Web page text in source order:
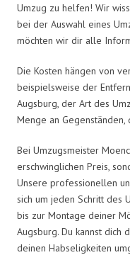
Umzug zu helfen! Wir
bei der Auswahl eines
möchten wir dir alle
Die Kosten hängen von
beispielsweise der
Augsburg, der Art des
Menge an
Bei Umzugsmeister
erschwinglichen Preis,
Unsere professionellen
sich um jeden Schritt des
bis zur Montage deiner
Augsburg. Du kannst dich
deinen Habseligkeiten